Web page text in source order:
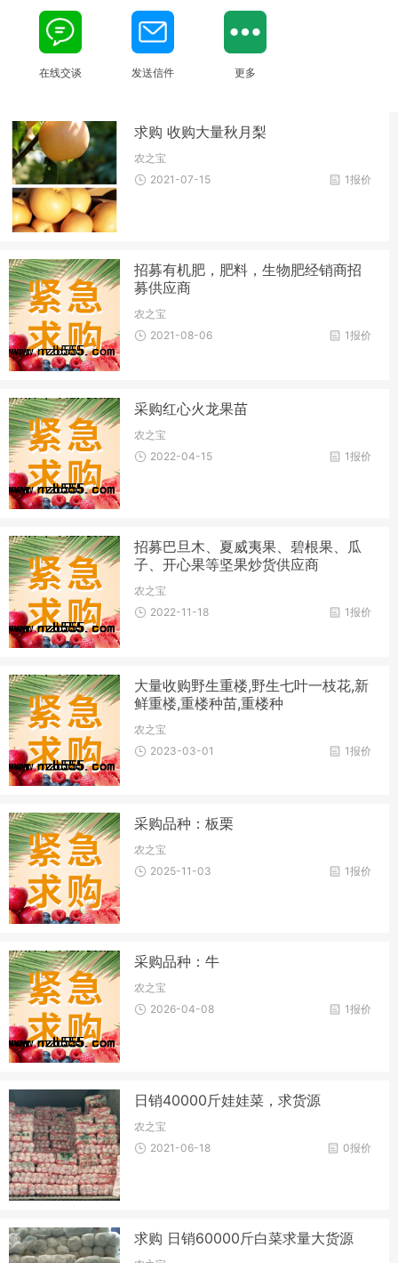
在线交谈 发送信件 更多
求购 收购大量秋月梨
农之宝
1报价
2021-07-15
招募有机肥，肥料，生物肥经销商招
募供应商
农之宝
1报价
2021-08-06
采购红心火龙果苗
农之宝
1报价
2022-04-15
招募巴旦木、夏威夷果、碧根果、瓜
子、开心果等坚果炒货供应商
农之宝
1报价
2022-11-18
大量收购野生重楼,野生七叶一枝花,新
鲜重楼,重楼种苗,重楼种
农之宝
1报价
2023-03-01
采购品种：板栗
农之宝
1报价
2025-11-03
采购品种：牛
农之宝
1报价
2026-04-08
日销40000斤娃娃菜，求货源
农之宝
0报价
2021-06-18
求购 日销60000斤白菜求量大货源